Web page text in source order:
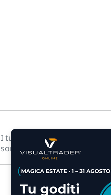
I tuoi suggerimenti per noi
sono preziosi e molto utili! »